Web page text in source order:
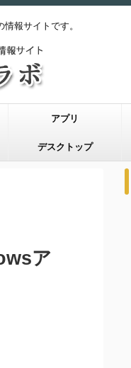
報サイトです。
アプリ
デスクトップ
ア